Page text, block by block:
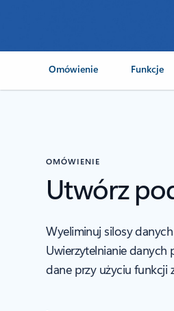
Omówienie Funkcje
OMÓWIENIE
Utwórz
Wyeliminuj silosy
Uwierzytelnianie
dane przy użyciu funkcji